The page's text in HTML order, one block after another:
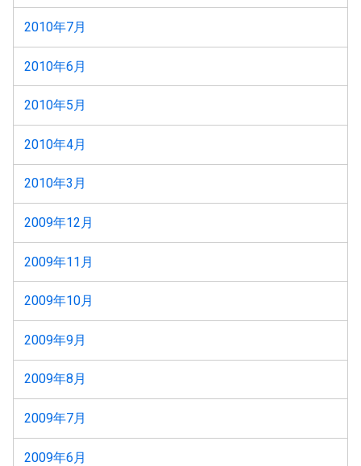
2010年7月
2010年6月
2010年5月
2010年4月
2010年3月
2009年12月
2009年11月
2009年10月
2009年9月
2009年8月
2009年7月
2009年6月